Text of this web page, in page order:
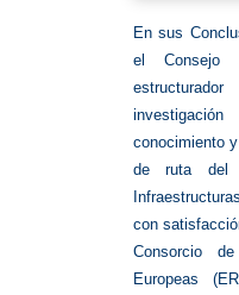
En sus
el Consejo
conocimiento
de ruta del
con
Consorcio
Europeas